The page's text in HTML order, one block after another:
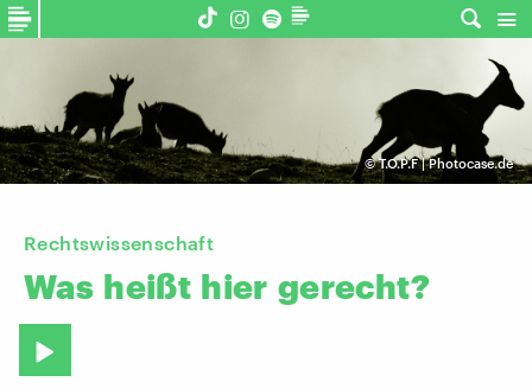
©T.O.P.F | Photocase.de
​Rechtswissenschaft
Was heißt hier gerecht?